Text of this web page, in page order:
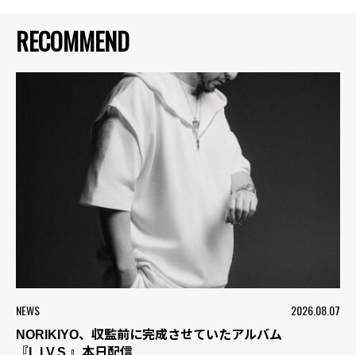
RECOMMEND
NEWS 2026.08.07
NORIKIYO、収監前に完成させていたアルバム
『L.I.V.S.』本日配信